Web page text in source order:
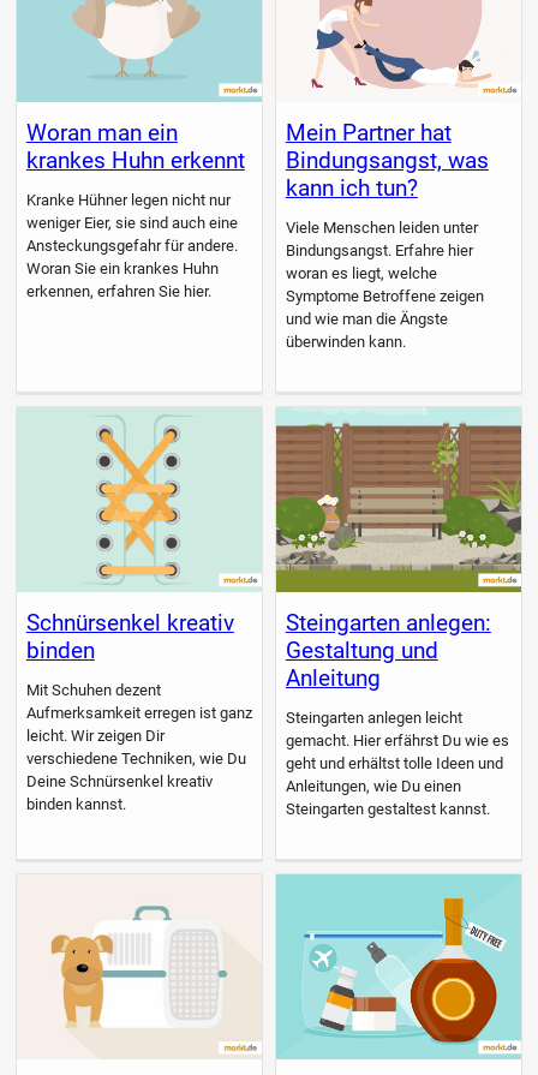
Woran man ein
krankes Huhn erkennt
Kranke Hühner legen nicht nur
weniger Eier, sie sind auch eine
Ansteckungsgefahr für andere.
Woran Sie ein krankes Huhn
erkennen, erfahren Sie hier.
Mein Partner hat
Bindungsangst, was
kann ich tun?
Viele Menschen leiden unter
Bindungsangst. Erfahre hier
woran es liegt, welche
Symptome Betroffene zeigen
und wie man die Ängste
überwinden kann.
Schnürsenkel kreativ
binden
Mit Schuhen dezent
Aufmerksamkeit erregen ist ganz
leicht. Wir zeigen Dir
verschiedene Techniken, wie Du
Deine Schnürsenkel kreativ
binden kannst.
Steingarten anlegen:
Gestaltung und
Anleitung
Steingarten anlegen leicht
gemacht. Hier erfährst Du wie es
geht und erhältst tolle Ideen und
Anleitungen, wie Du einen
Steingarten gestaltest kannst.